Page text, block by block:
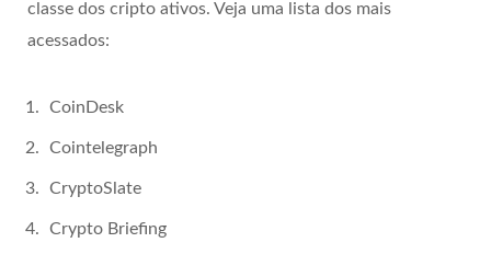
classe dos cripto ativos. Veja uma lista dos mais
acessados:
CoinDesk
Cointelegraph
CryptoSlate
Crypto Briefing